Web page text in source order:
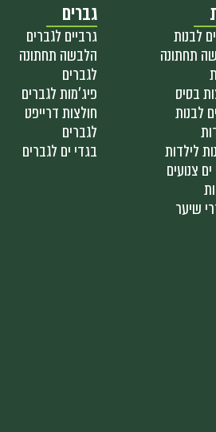
לבנות
תחתונה
בסיס
לבנות
לילדות
צנועים
שיער
גברים
גרביים לגברים
הלבשה תחתונה
לגברים
פיג'מות לגברים
חולצות דרייפט
לגברים
בגדי ים לגברים